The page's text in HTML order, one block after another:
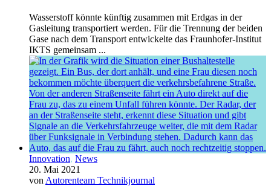
Wasserstoff könnte künftig zusammen mit Erdgas in der
Gasleitung transportiert werden. Für die Trennung der beiden
Gase nach dem Transport entwickelte das Fraunhofer-Institut
IKTS gemeinsam ...
Innovation, News
20. Mai 2021
von Autorenteam Technikjournal